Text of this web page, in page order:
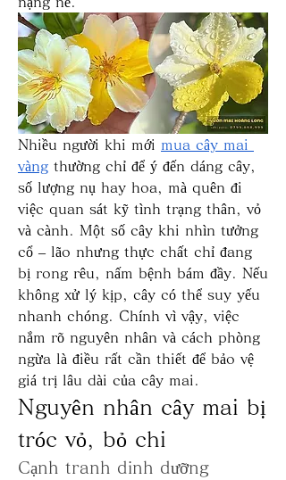
Nhiều người khi mới mua cây mai
vàng thường chỉ để ý đến dáng cây,
số lượng nụ hay hoa, mà quên đi
việc quan sát kỹ tình trạng thân, vỏ
và cành. Một số cây khi nhìn tưởng
cổ – lão nhưng thực chất chỉ đang
bị rong rêu, nấm bệnh bám đầy. Nếu
không xử lý kịp, cây có thể suy yếu
nhanh chóng. Chính vì vậy, việc
nắm rõ nguyên nhân và cách phòng
ngừa là điều rất cần thiết để bảo vệ
giá trị lâu dài của cây mai.
Nguyên nhân cây mai bị
tróc vỏ, bỏ chi
Cạnh tranh dinh dưỡng